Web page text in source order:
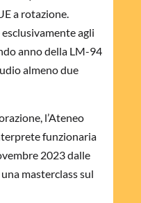
a rotazione.
agli
anno della LM-94
almeno due
l’Ateneo
funzionaria
2023 dalle
masterclass sul